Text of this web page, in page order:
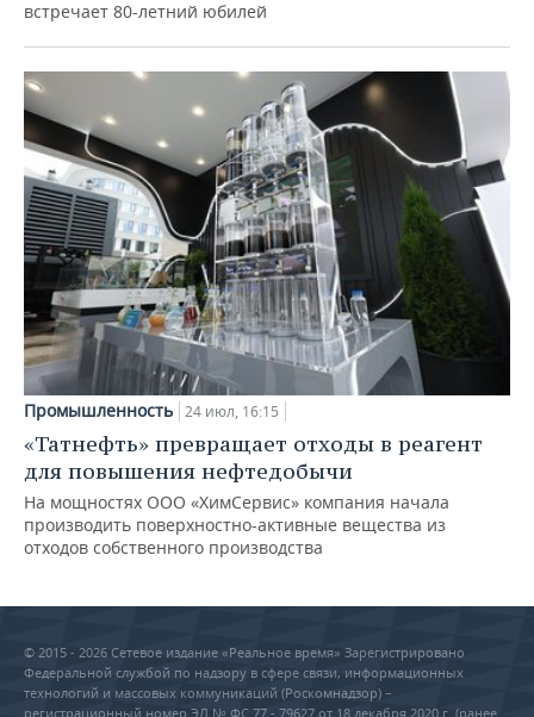
встречает 80-летний юбилей
Промышленность 24 июл, 16:15
«Татнефть» превращает отходы в реагент
для повышения нефтедобычи
На мощностях ООО «ХимСервис» компания начала
производить поверхностно-активные вещества из
отходов собственного производства
© 2015 - 2026 Сетевое издание «Реальное время» Зарегистрировано
Федеральной службой по надзору в сфере связи, информационных
технологий и массовых коммуникаций (Роскомнадзор) –
регистрационный номер ЭЛ № ФС 77 - 79627 от 18 декабря 2020 г. (ранее